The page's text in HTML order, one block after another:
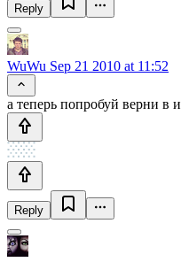
Reply
WuWu Sep 21 2010 at 11:52
а теперь попробуй верни в
Reply